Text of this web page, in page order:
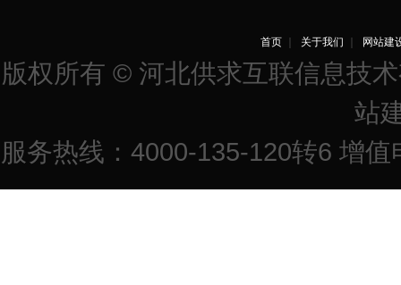
首页｜ 关于我们 网站建
版权所有 © 河北供求互联信息技
站
服务热线：4000-135-120转6 增